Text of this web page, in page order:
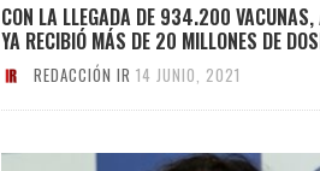
CON LA LLEGADA DE 934.200 VACUNAS,
YA RECIBIÓ MÁS DE 20 MILLONES DE
REDACCIÓN IR 14 JUNIO, 2021